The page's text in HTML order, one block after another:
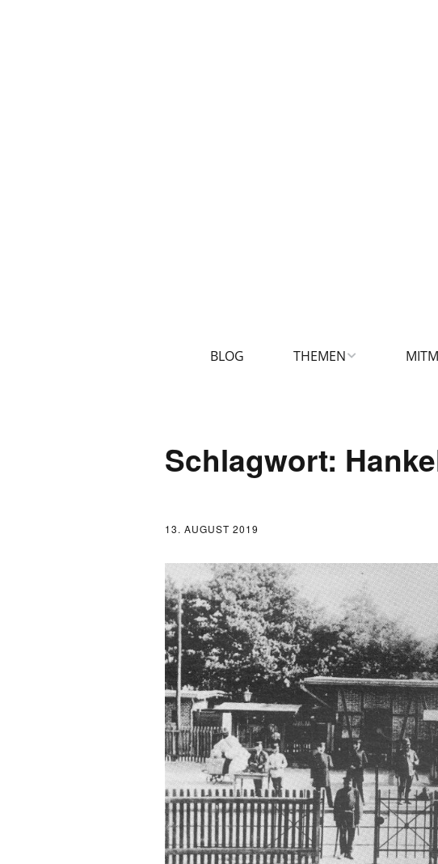
BLOG THEMEN
FONTANE UND SCHULE
FONTANE-
FORSCHER*INNEN
FONTANE-INSTITUTIONEN
FONTANE-
LEBENSSTATIONEN
FONTANE-ORTE
FONTANE-PROJEKTE
Schlagwort:
13. AUGUST 2019